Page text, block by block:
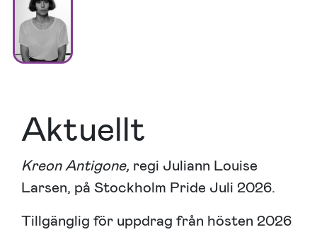
Aktuellt
Kreon Antigone, regi Juliann Louise
Larsen, på Stockholm Pride Juli 2026.
Tillgänglig för uppdrag från hösten 2026